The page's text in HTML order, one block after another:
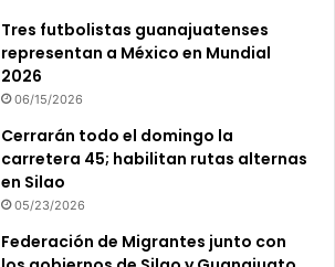
Tres futbolistas guanajuatenses
representan a México en Mundial
2026
06/15/2026
Cerrarán todo el domingo la
carretera 45; habilitan rutas alternas
en Silao
05/23/2026
Federación de Migrantes junto con